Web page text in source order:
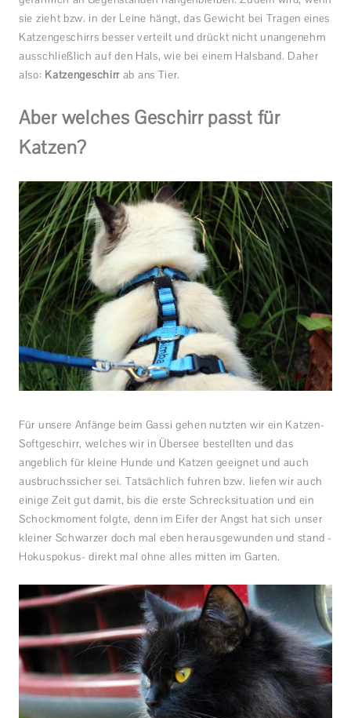
sie zieht bzw. in der Leine hängt, das Gewicht bei Tragen eines
Katzengeschirrs besser verteilt und drückt nicht unangenehm
ausschließlich auf den Hals, wie bei einem Halsband. Daher
also: Katzengeschirr ab ans Tier.
Aber welches Geschirr passt für
Katzen?
Für unsere Anfänge beim Gassi gehen nutzten wir ein Katzen-
Softgeschirr, welches wir in Übersee bestellten und das
angeblich für kleine Hunde und Katzen geeignet und auch
ausbruchssicher sei. Tatsächlich fuhren bzw. liefen wir auch
einige Zeit gut damit, bis die erste Schrecksituation und ein
Schockmoment folgte, denn im Eifer der Angst hat sich unser
kleiner Schwarzer doch mal eben herausgewunden und stand -
Hokuspokus- direkt mal ohne alles mitten im Garten.